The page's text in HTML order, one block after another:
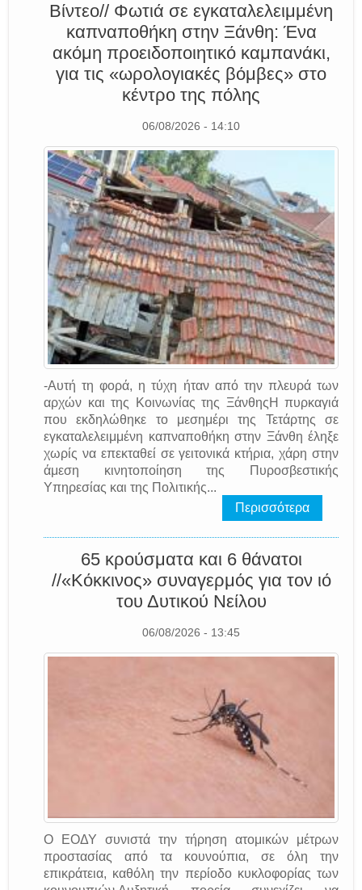
Βίντεο// Φωτιά σε εγκαταλελειμμένη
καπναποθήκη στην Ξάνθη: Ένα
ακόμη προειδοποιητικό καμπανάκι,
για τις «ωρολογιακές βόμβες» στο
κέντρο της πόλης
06/08/2026 - 14:10
-Αυτή τη φορά, η τύχη ήταν από την πλευρά των
αρχών και της Κοινωνίας της ΞάνθηςΗ πυρκαγιά
που εκδηλώθηκε το μεσημέρι της Τετάρτης σε
εγκαταλελειμμένη καπναποθήκη στην Ξάνθη έληξε
χωρίς να επεκταθεί σε γειτονικά κτήρια, χάρη στην
άμεση κινητοποίηση της Πυροσβεστικής
Υπηρεσίας και της Πολιτικής...
Περισσότερα
65 κρούσματα και 6 θάνατοι
//«Κόκκινος» συναγερμός για τον ιό
του Δυτικού Νείλου
06/08/2026 - 13:45
O ΕΟΔΥ συνιστά την τήρηση ατομικών μέτρων
προστασίας από τα κουνούπια, σε όλη την
επικράτεια, καθόλη την περίοδο κυκλοφορίας των